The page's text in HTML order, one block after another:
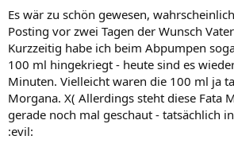
Es wär zu schön gewesen,
Posting vor zwei Tagen der Wunsch
Kurzzeitig habe ich beim Abpumpen
100 ml hingekriegt - heute sind es
Minuten. Vielleicht waren die 100 ml ja
Morgana. X( Allerdings steht diese Fata
gerade noch mal geschaut - tatsächlich
:evil: